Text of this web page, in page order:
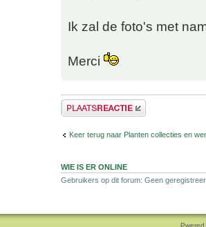
Ik zal de foto's met
Merci
Plaats een reactie
Keer terug naar Planten collecties en
WIE IS ER ONLINE
Gebruikers op dit forum: Geen